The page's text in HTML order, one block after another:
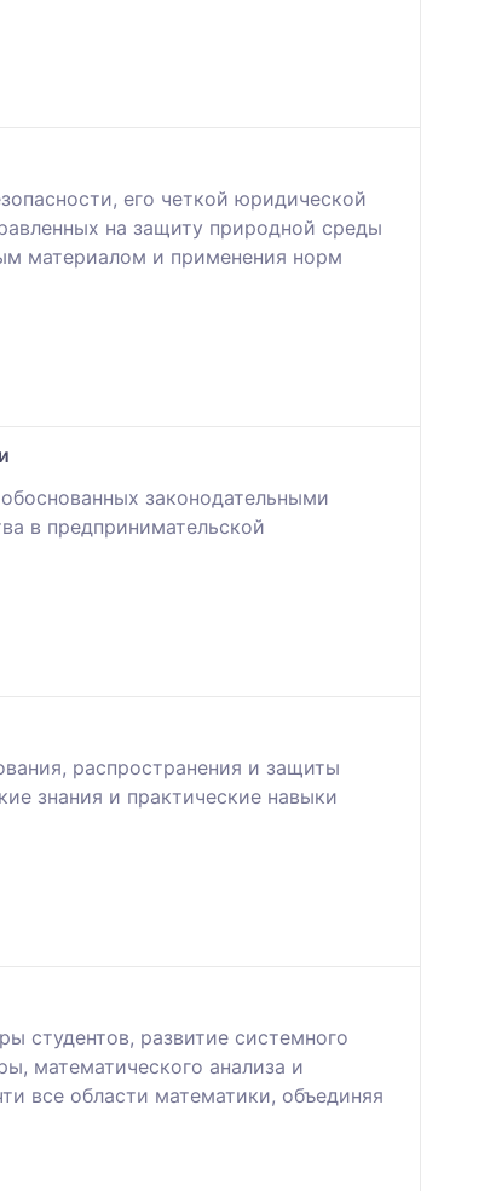
его четкой юридической
на защиту природной среды
материалом и применения норм
законодательными
в предпринимательской
распространения и защиты
знания и практические навыки
студентов, развитие системного
математического анализа и
все области математики, объединяя